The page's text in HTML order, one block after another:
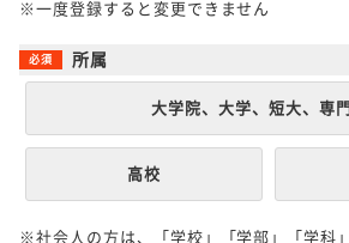
※一度登録すると変更できません
所属
大学院、大学、短大、専
高校
※社会人の方は、「学校」「学部」「学科